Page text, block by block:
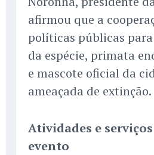
afirmou que a
políticas públicas para
da espécie, primata
e mascote oficial da
ameaçada de extinção.
Atividades e
evento